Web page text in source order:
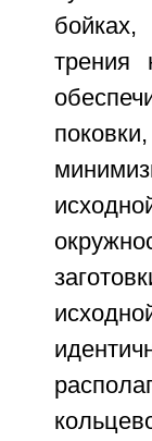
трения